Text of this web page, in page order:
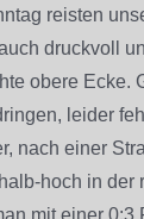
reisten
druckvoll
obere Ecke.
leider
nach einer
hoch in der